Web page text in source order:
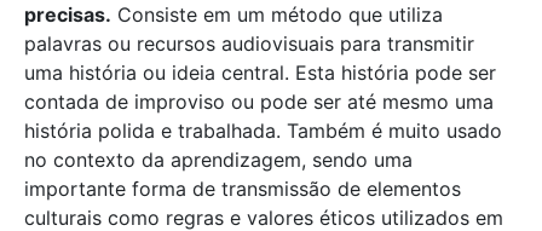
precisas. Consiste em um método que utiliza
palavras ou recursos audiovisuais para transmitir
uma história ou ideia central. Esta história pode ser
contada de improviso ou pode ser até mesmo uma
história polida e trabalhada. Também é muito usado
no contexto da aprendizagem, sendo uma
importante forma de transmissão de elementos
culturais como regras e valores éticos utilizados em